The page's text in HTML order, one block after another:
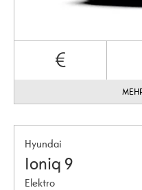
Hyundai
Ioniq 9
Elektro